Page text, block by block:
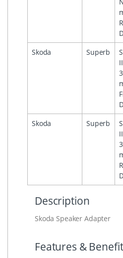
Skoda
Superb
Skoda Superb
Description
Skoda Speaker Adapter
Features &